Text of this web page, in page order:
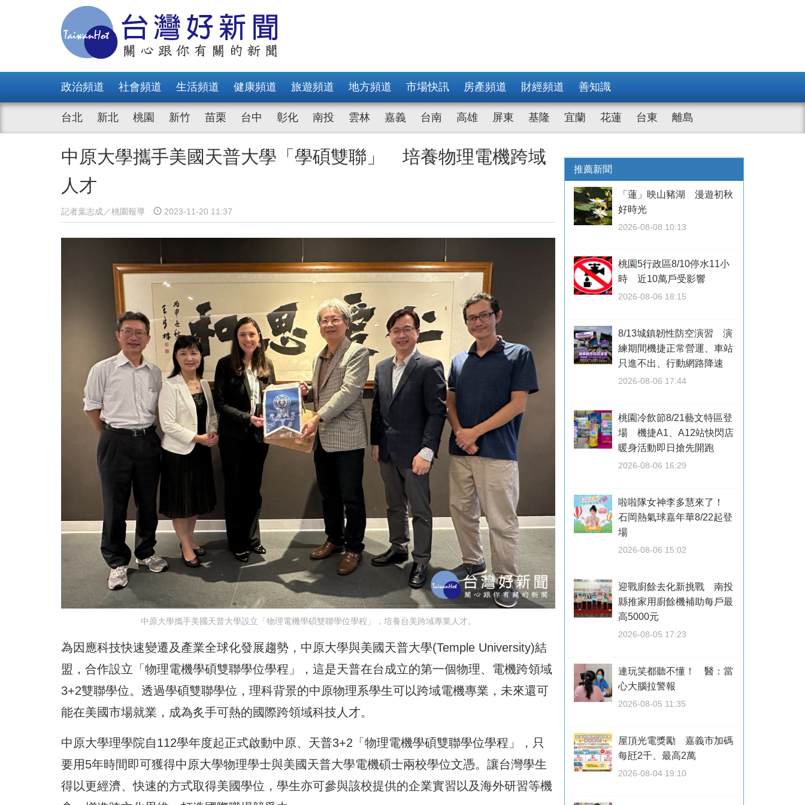
政治頻道 社會頻道 生活頻道 健康頻道 旅遊頻道 地方頻道 市場快訊 房產頻道 財經頻道 善知識
台北 新北 桃園 新竹 苗栗 台中 彰化 南投 雲林 嘉義 台南 高雄 屏東 基隆 宜蘭 花蓮 台東 離島
中原大學攜手美國天普大學「學碩雙聯」 培養物理電機跨域
人才
記者葉志成／桃園報導 2023-11-20 11:37
中原大學攜手美國天普大學設立「物理電機學碩雙聯學位學程」，培養台美跨域專業人才。
為因應科技快速變遷及產業全球化發展趨勢，中原大學與美國天普大學(Temple University)結
盟，合作設立「物理電機學碩雙聯學位學程」，這是天普在台成立的第一個物理、電機跨領域
3+2雙聯學位。透過學碩雙聯學位，理科背景的中原物理系學生可以跨域電機專業，未來還可
能在美國市場就業，成為炙手可熱的國際跨領域科技人才。
中原大學理學院自112學年度起正式啟動中原、天普3+2「物理電機學碩雙聯學位學程」，只
要用5年時間即可獲得中原大學物理學士與美國天普大學電機碩士兩校學位文憑。讓台灣學生
得以更經濟、快速的方式取得美國學位，學生亦可參與該校提供的企業實習以及海外研習等機
推薦新聞
「蓮」映山豬湖 漫遊初秋
好時光
2026-08-08 10:13
桃園5行政區8/10停水11小
時 近10萬戶受影響
2026-08-06 18:15
8/13城鎮韌性防空演習 演
練期間機捷正常營運、車站
只進不出、行動網路降速
2026-08-06 17:44
桃園冷飲節8/21藝文特區登
場 機捷A1、A12站快閃店
暖身活動即日搶先開跑
2026-08-06 16:29
啦啦隊女神李多慧來了！
石岡熱氣球嘉年華8/22起登
場
2026-08-06 15:02
迎戰廚餘去化新挑戰 南投
縣推家用廚餘機補助每戶最
高5000元
2026-08-05 17:23
連玩笑都聽不懂！ 醫：當
心大腦拉警報
2026-08-05 11:35
屋頂光電獎勵 嘉義市加碼
每瓩2千、最高2萬
2026-08-04 19:10